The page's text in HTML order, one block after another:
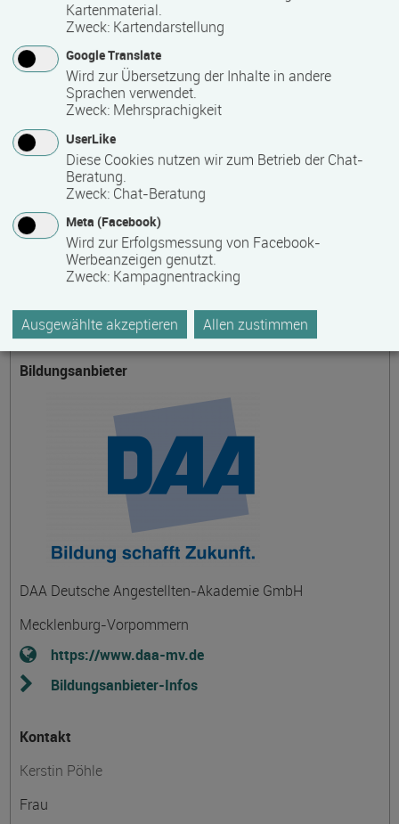
Fördermöglichkeiten
auf Anfrage
Weitere Informationen im Internet
auf der Internetseite des Bildungsanbieters
Themengebiet
Handel, Vertrieb, Verkauf
Bildungsanbieter
DAA Deutsche Angestellten-Akademie GmbH
Mecklenburg-Vorpommern
https://www.daa-mv.de
Bildungsanbieter-Infos
Kontakt
Kerstin Pöhle
Frau
Kartenmaterial.
Zweck: Kartendarstellung
Google Translate
Wird zur Übersetzung der Inhalte in andere
Sprachen verwendet.
Zweck: Mehrsprachigkeit
UserLike
Diese Cookies nutzen wir zum Betrieb der Chat-
Beratung.
Zweck: Chat-Beratung
Meta (Facebook)
Wird zur Erfolgsmessung von Facebook-
Werbeanzeigen genutzt.
Zweck: Kampagnentracking
Ausgewählte akzeptieren Allen zustimmen